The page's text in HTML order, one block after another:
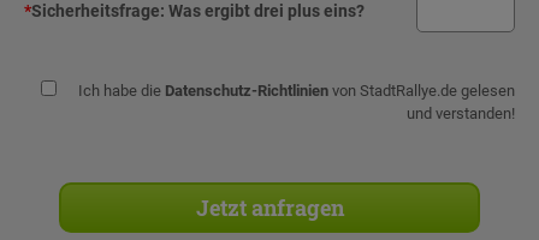
*Sicherheitsfrage: Was ergibt drei plus eins?
Ich habe die Datenschutz-Richtlinien von StadtRallye.de gelesen
und verstanden!